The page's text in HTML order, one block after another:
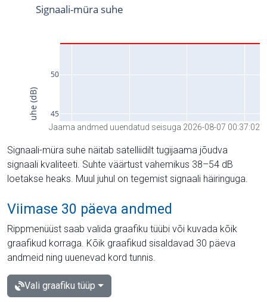
Jaama andmed uuendatud seisuga 2026-08-07 00:37:02
Signaali-müra suhe näitab satelliidilt tugijaama jõudva
signaali kvaliteeti. Suhte väärtust vahemikus 38–54 dB
loetakse heaks. Muul juhul on tegemist signaali häiringuga.
Viimase 30 päeva andmed
Rippmenüüst saab valida graafiku tüübi või kuvada kõik
graafikud korraga. Kõik graafikud sisaldavad 30 päeva
andmeid ning uuenevad kord tunnis.
Vali graafiku tüüp